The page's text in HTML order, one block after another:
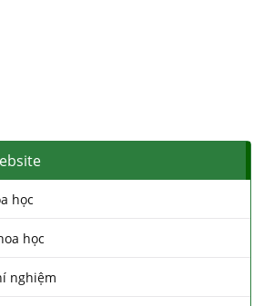
học
học
nghiệm